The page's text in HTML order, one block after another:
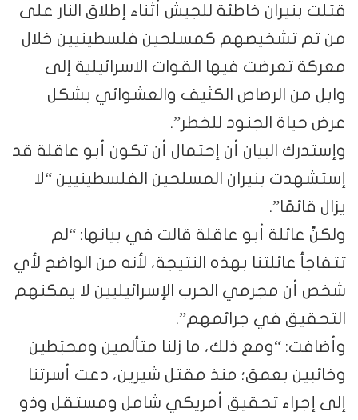
قتلت بنيران خاطئة للجيش أثناء إطلاق النار على
من تم تشخيصهم كمسلحين فلسطينيين خلال
معركة تعرضت فيها القوات الاسرائيلية إلى
وابل من الرصاص الكثيف والعشوائي بشكل
عرض حياة الجنود للخطر”.
وإستدرك البيان أن إحتمال أن تكون أبو عاقلة قد
إستشهدت بنيران المسلحين الفلسطينيين “لا
يزال قائمًا”.
ولكنّ عائلة أبو عاقلة قالت في بيانها: “لم
تتفاجأ عائلتنا بهذه النتيجة، لأنه من الواضح لأي
شخص أن مجرمي الحرب الإسرائيليين لا يمكنهم
التحقيق في جرائمهم”.
وأضافت: “ومع ذلك، ما زلنا متألمين ومحبَطين
وخائبين بعمق؛ منذ مقتل شيرين، دعت أسرتنا
إلى إجراء تحقيق أمريكي شامل ومستقل وذو